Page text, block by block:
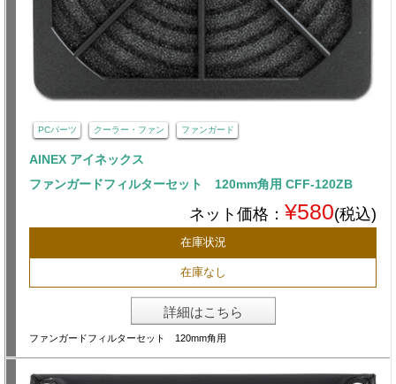
PCパーツ クーラー・ファン ファンガード
AINEX アイネックス
ファンガードフィルターセット 120mm角用 CFF-120ZB
ネット価格： ¥580(税込)
在庫状況
在庫なし
詳細はこちら
ファンガードフィルターセット 120mm角用